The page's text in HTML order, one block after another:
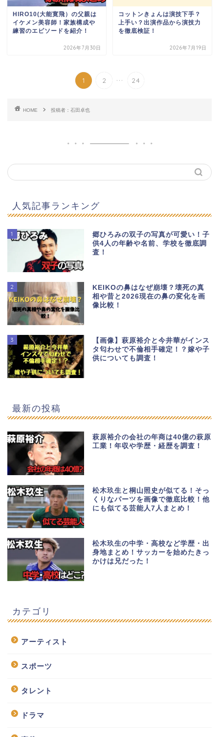
HIRO10(大能寛飛）の父親は
イケメン美容師！家族構成や
練習のエピソードを紹介！
2026年7月30日
コットンきょんは演技下手？
上手い？出演作品から演技力
を徹底検証！
2026年7月19日
1 2 ... 24
HOME 投稿者：石田卓也
人気記事ランキング
1
郷ひろみの双子の写真が可愛い！子
供4人の年齢や名前、学校を徹底調
査！
2
KEIKOの鼻はなぜ崩壊？壊死の真
相や昔と2026現在の鼻の変化を画
像比較！
3
【画像】萩原裕介と今井華がインス
タ匂わせで不倫相手確定！？嫁や子
供についても調査！
最新の投稿
萩原裕介の会社の年商は40億の萩原
工業！年収や学歴・経歴を調査！
松木玖生と桐山照史が似てる！そっ
くりなパーツを画像で徹底比較！他
にも似てる芸能人7人まとめ！
松木玖生の中学・高校など学歴・出
身地まとめ！サッカーを始めたきっ
かけは兄だった！
カテゴリ
アーティスト
スポーツ
タレント
ドラマ